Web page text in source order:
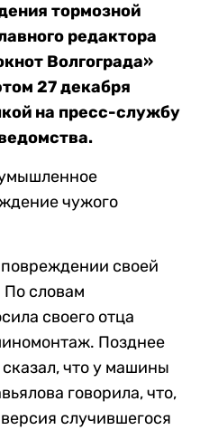
тормозной
редактора
Волгограда»
27 декабря
на пресс-службу
чужого
своей
словам
своего отца
Позднее
что у машины
говорила, что,
случившегося